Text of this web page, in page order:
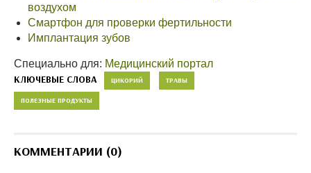
воздухом
Смартфон для проверки фертильности
Имплантация зубов
Специально для: Медицинский портал
КЛЮЧЕВЫЕ СЛОВА ЦИКОРИЙ ТРАВЫ
ПОЛЕЗНЫЕ ПРОДУКТЫ
КОММЕНТАРИИ (0)